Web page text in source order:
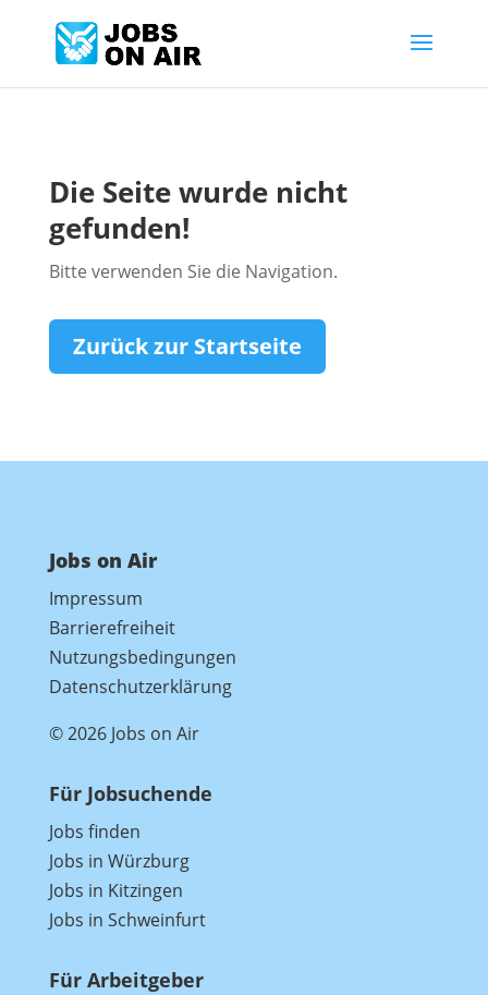
Die Seite wurde nicht
gefunden!
Bitte verwenden Sie die Navigation.
Zurück zur Startseite
Jobs on Air
Impressum
Barrierefreiheit
Nutzungsbedingungen
Datenschutzerklärung
© 2026 Jobs on Air
Für Jobsuchende
Jobs finden
Jobs in Würzburg
Jobs in Kitzingen
Jobs in Schweinfurt
Für Arbeitgeber